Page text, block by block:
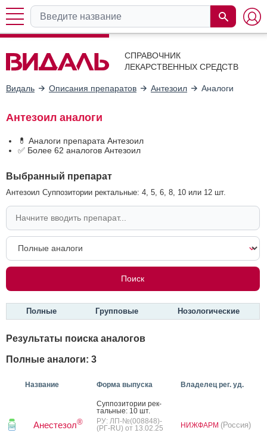
СПРАВОЧНИК
ЛЕКАРСТВЕННЫХ СРЕДСТВ
Видаль Описания препаратов Антезоил Аналоги
Антезоил аналоги
💊 Аналоги препарата Антезоил
✅ Более 62 аналогов Антезоил
Выбранный препарат
Антезоил Суппозитории ректальные: 4, 5, 6, 8, 10 или 12 шт.
Полные Групповые Нозологические
Результаты поиска аналогов
Полные аналоги: 3
Название Форма выпуска Владелец рег. уд.
Анестезол®
Суп­по­зито­рии рек­
таль­ные: 10 шт.
РУ: ЛП-№(008848)-
(РГ-RU) от 13.02.25
НИЖФАРМ (Россия)